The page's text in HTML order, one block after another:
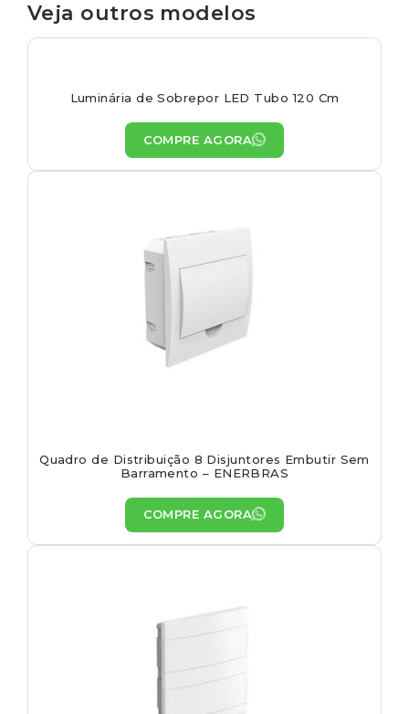
Veja outros modelos
Luminária de Sobrepor LED Tubo 120 Cm
COMPRE AGORA
Quadro de Distribuição 8 Disjuntores Embutir Sem
Barramento – ENERBRAS
COMPRE AGORA